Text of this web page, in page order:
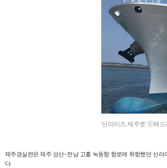
'선라이즈 제주호' ⓒ헤드
제주경실련은 제주 성산~전남 고흥 녹동항 항로에 취항했던 선
다.